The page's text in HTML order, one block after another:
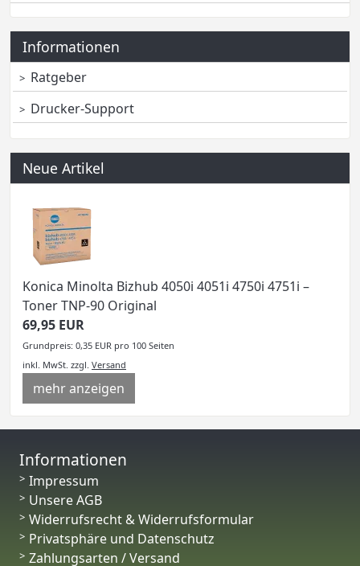
Informationen
Ratgeber
Drucker-Support
Neue Artikel
Konica Minolta Bizhub 4050i 4051i 4750i 4751i –
Toner TNP-90 Original
69,95 EUR
Grundpreis: 0,35 EUR pro 100 Seiten
inkl. MwSt. zzgl. Versand
mehr anzeigen
Informationen
Impressum
Unsere AGB
Widerrufsrecht & Widerrufsformular
Privatsphäre und Datenschutz
Zahlungsarten / Versand